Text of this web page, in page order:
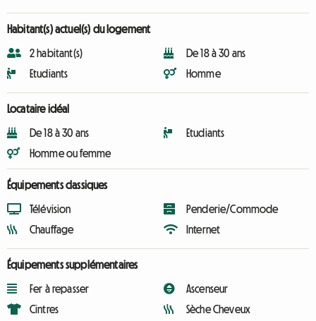
Habitant(s) actuel(s) du logement
2 habitant(s)
Etudiants
De 18 à 30 ans
Homme
Locataire idéal
De 18 à 30 ans
Homme ou femme
Etudiants
Équipements classiques
Télévision
Chauffage
Penderie/Commode
Internet
Équipements supplémentaires
Fer à repasser
Cintres
Ascenseur
Sèche Cheveux